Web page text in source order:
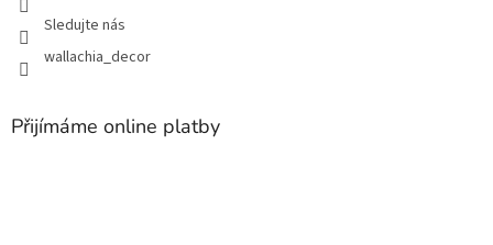
Sledujte nás
wallachia_decor
Přijímáme online platby